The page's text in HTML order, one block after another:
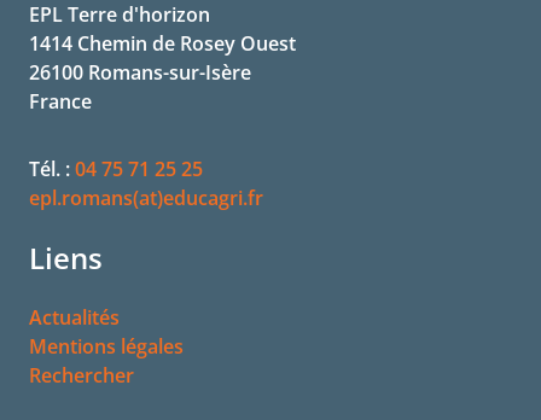
EPL Terre d'horizon
1414 Chemin de Rosey Ouest
26100 Romans-sur-Isère
France
Tél. :04 75 71 25 25
epl.romans(at)educagri.fr
Liens
Actualités
Mentions légales
Rechercher